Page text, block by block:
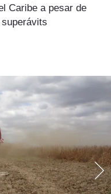
Caribe a pesar de